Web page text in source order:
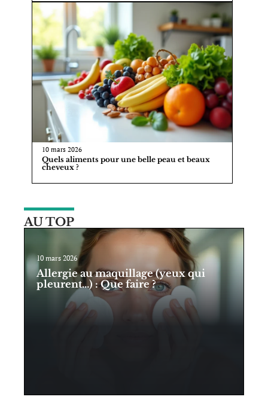
10 mars 2026
Quels aliments pour une belle peau et beaux
cheveux ?
AU TOP
10 mars 2026
Allergie au maquillage (yeux qui
pleurent…) : Que faire ?